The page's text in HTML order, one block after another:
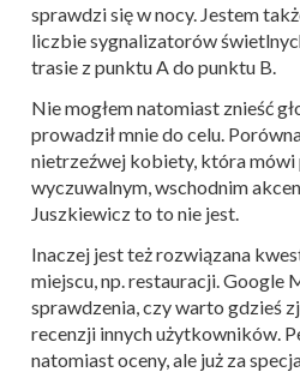
sprawdzi się w nocy. Jestem
liczbie sygnalizatorów
trasie z punktu A do punktu B.
Nie mogłem natomiast znieść
prowadził mnie do celu.
nietrzeźwej kobiety, która mówi
wyczuwalnym, wschodnim
Juszkiewicz to to nie jest.
Inaczej jest też rozwiązana
miejscu, np. restauracji. Google
sprawdzenia, czy warto gdzieś
recenzji innych użytkowników.
natomiast oceny, ale już za